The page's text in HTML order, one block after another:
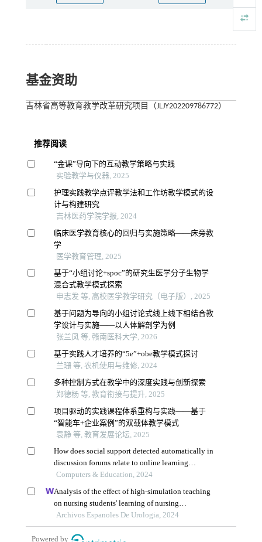
基金资助
吉林省高等教育教学改革研究项目（JLJY202209786772）